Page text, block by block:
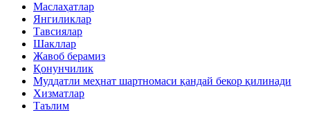
Йиллик меҳнат таътилини беришни рад этиш
тўғрисидаги вазиятларнинг маълумотлар базаси
Суд амалиёти ва меҳнат низолари
Қалбаки меҳнат дафтарчалари, шунингдек меҳнат
Маслаҳатлар
Янгиликлар
Тавсиялар
Шакллар
Жавоб берамиз
Қонунчилик
Муддатли меҳнат шартномаси қандай бекор қилинади
Хизматлар
Таълим